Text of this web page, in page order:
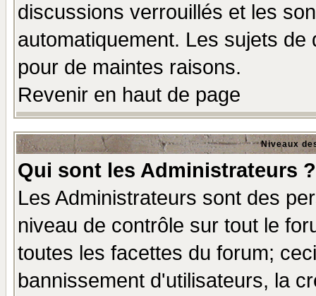
discussions verrouillés et les
automatiquement. Les sujets
pour de maintes raisons.
Revenir en haut de page
Niveaux
Qui sont les Administrateurs ?
Les Administrateurs sont des
niveau de contrôle sur tout le
toutes les facettes du forum;
bannissement d'utilisateurs, la